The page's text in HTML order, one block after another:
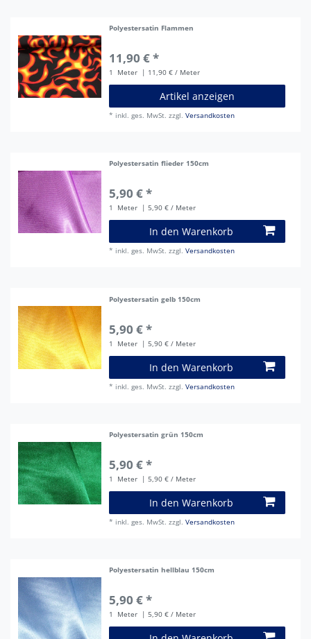
Polyestersatin Flammen
11,90 € *
1 Meter | 11,90 € / Meter
Artikel anzeigen
* inkl. ges. MwSt. zzgl.Versandkosten
Polyestersatin flieder 150cm
5,90 € *
1 Meter | 5,90 € / Meter
In den Warenkorb
* inkl. ges. MwSt. zzgl.Versandkosten
Polyestersatin gelb 150cm
5,90 € *
1 Meter | 5,90 € / Meter
In den Warenkorb
* inkl. ges. MwSt. zzgl.Versandkosten
Polyestersatin grün 150cm
5,90 € *
1 Meter | 5,90 € / Meter
In den Warenkorb
* inkl. ges. MwSt. zzgl.Versandkosten
Polyestersatin hellblau 150cm
5,90 € *
1 Meter | 5,90 € / Meter